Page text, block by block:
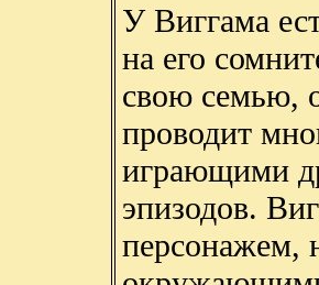
У Виггама
на его
свою семью,
проводит
играющими
эпизодов.
персонажем,